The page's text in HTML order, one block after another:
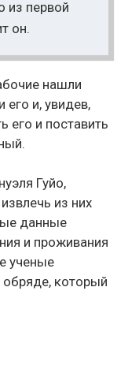
из первой
он.
нашли
его и, увидев,
его и поставить
Гуйо,
из них
данные
и проживания
ученые
который